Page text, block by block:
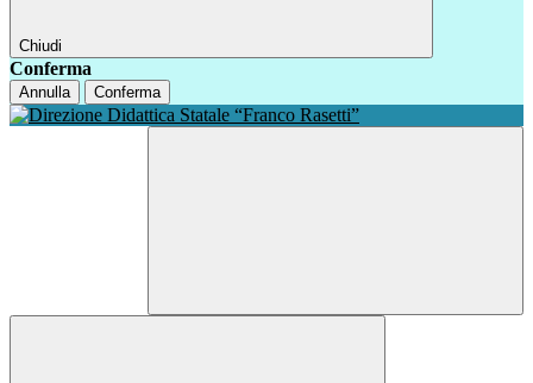
Chiudi
Conferma
Annulla Conferma